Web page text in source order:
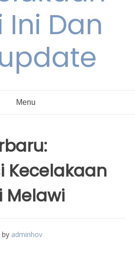
Ini Dan
Menu
Kecelakaan
Melawi
by adminhov